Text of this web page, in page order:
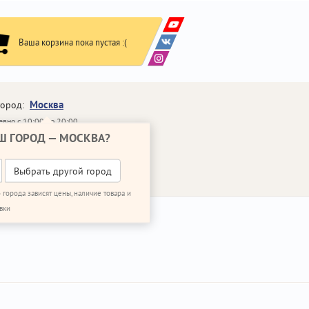
Ваша корзина пока пустая :(
Москва
ГОРОД — МОСКВА?
Выбрать другой город
зависят цены, наличие товара и
с 10:00 до 20:00
648-64-30
МНЕ